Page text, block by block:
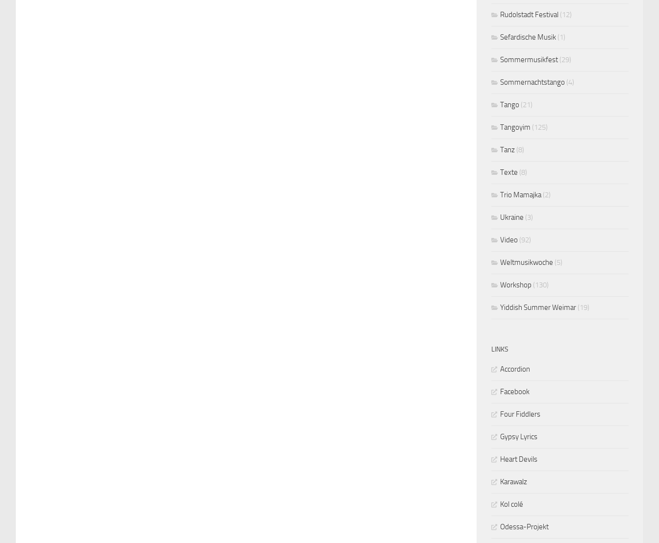
Rudolstadt Festival (12)
Sefardische Musik (1)
Sommermusikfest (29)
Sommernachtstango (4)
Tango (21)
Tangoyim (125)
Tanz (8)
Texte (8)
Trio Mamajka (2)
Ukraine (3)
Video (92)
Weltmusikwoche (5)
Workshop (130)
Yiddish Summer Weimar (19)
LINKS
Accordion
Facebook
Four Fiddlers
Gypsy Lyrics
Heart Devils
Karawalz
Kol colé
Odessa-Projekt